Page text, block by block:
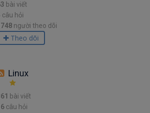
bài viết
câu hỏi
người theo dõi
Theo dõi
Linux
bài viết
câu hỏi